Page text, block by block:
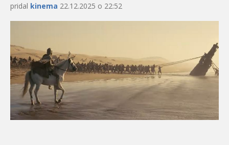
pridal kinema 22.12.2025 o 22:52